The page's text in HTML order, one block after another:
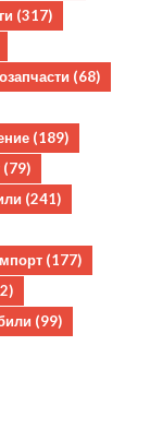
(317)
(68)
(189)
(79)
(241)
(177)
(99)